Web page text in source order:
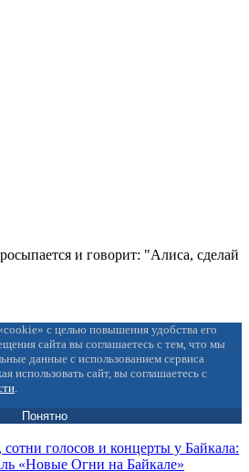
и говорит: "Алиса, сделай
с целью повышения удобства его
сайта вы соглашаетесь с тем, что мы
данные с использованием сервиса
использовать сайт, вы соглашаетесь с
.
Понятно